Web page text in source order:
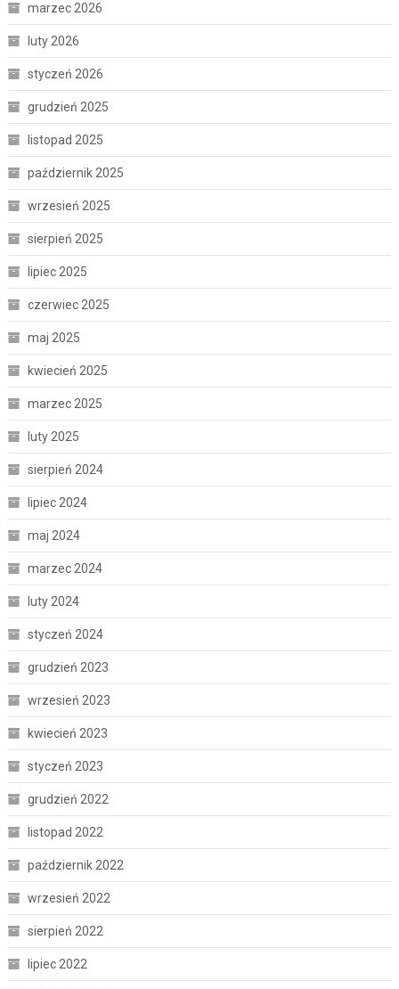
marzec 2026
luty 2026
styczeń 2026
grudzień 2025
listopad 2025
październik 2025
wrzesień 2025
sierpień 2025
lipiec 2025
czerwiec 2025
maj 2025
kwiecień 2025
marzec 2025
luty 2025
sierpień 2024
lipiec 2024
maj 2024
marzec 2024
luty 2024
styczeń 2024
grudzień 2023
wrzesień 2023
kwiecień 2023
styczeń 2023
grudzień 2022
listopad 2022
październik 2022
wrzesień 2022
sierpień 2022
lipiec 2022